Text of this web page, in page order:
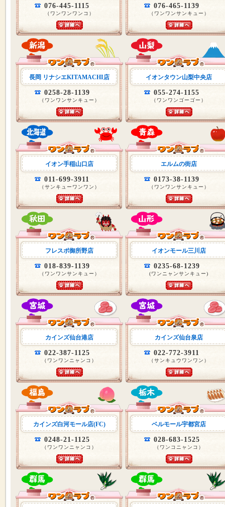
076-445-1115
（ワンワンワンコ）
076-465-1139
（ワンワンサンキュー）
長岡 リナシエKITAMACHI店
0258-28-1139
（ワンワンサンキュー）
イオンタウン山梨中央店
055-274-1155
（ワンワンゴーゴー）
イオン手稲山口店
011-699-3911
（サンキューワンワン）
エルムの街店
0173-38-1139
（ワンワンサンキュー）
フレスポ御所野店
018-839-1139
（ワンワンサンキュー）
イオンモール三川店
0235-68-1239
(ワンニャンサンキュー)
カインズ仙台港店
022-387-1125
（ワンワンニャンコ）
カインズ仙台泉店
022-772-3911
（サンキュウワンワン）
カインズ白河モール店(FC)
0248-21-1125
（ワンワンニャンコ）
ベルモール宇都宮店
028-683-1525
（ワンコニャンコ）